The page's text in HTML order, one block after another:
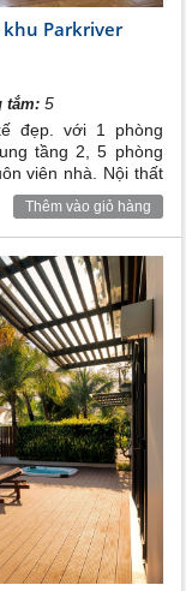
khu Parkriver
tắm: 5
đẹp. với 1 phòng
tầng 2, 5 phòng
viên nhà. Nội thất
các phòng( đẹp
cá nhân vào ở. Tiện
24h
Thêm vào giỏ hàng